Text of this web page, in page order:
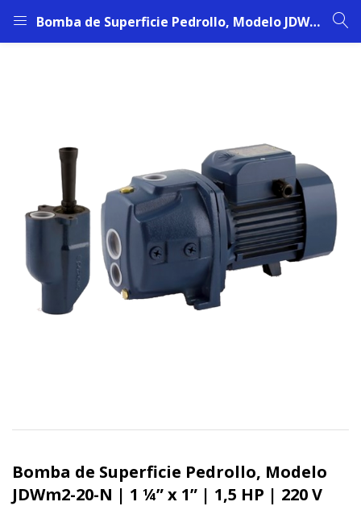
Bomba de Superficie Pedrollo, Modelo JDWm2-20-N | 1 ¼” x 1” | 1,5 HP | 220 V
Bomba de Superficie Pedrollo, Modelo
JDWm2-20-N | 1 ¼” x 1” | 1,5 HP | 220 V